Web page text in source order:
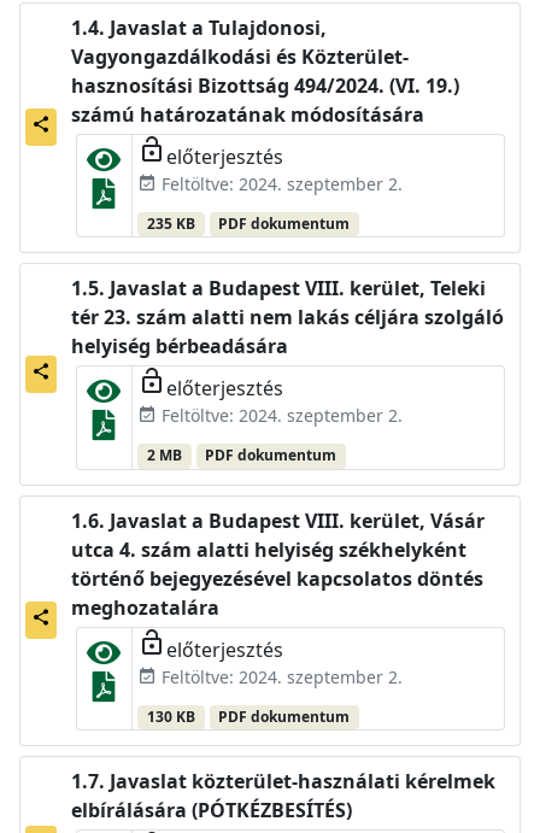
share
Javaslat a Tulajdonosi,
Vagyongazdálkodási és Közterület-
hasznosítási Bizottság 494/2024. (VI. 19.)
számú határozatának módosítására
lock_open előterjesztés
event_available Feltöltve: 2024. szeptember 2.
235 KB PDF dokumentum
share
Javaslat a Budapest VIII. kerület, Teleki
tér 23. szám alatti nem lakás céljára szolgáló
helyiség bérbeadására
lock_open előterjesztés
event_available Feltöltve: 2024. szeptember 2.
2 MB PDF dokumentum
share
Javaslat a Budapest VIII. kerület, Vásár
utca 4. szám alatti helyiség székhelyként
történő bejegyezésével kapcsolatos döntés
meghozatalára
lock_open előterjesztés
event_available Feltöltve: 2024. szeptember 2.
130 KB PDF dokumentum
Javaslat közterület-használati kérelmek
elbírálására (PÓTKÉZBESÍTÉS)